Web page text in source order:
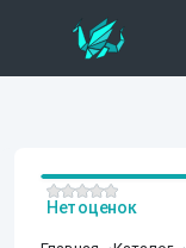
Нет оценок